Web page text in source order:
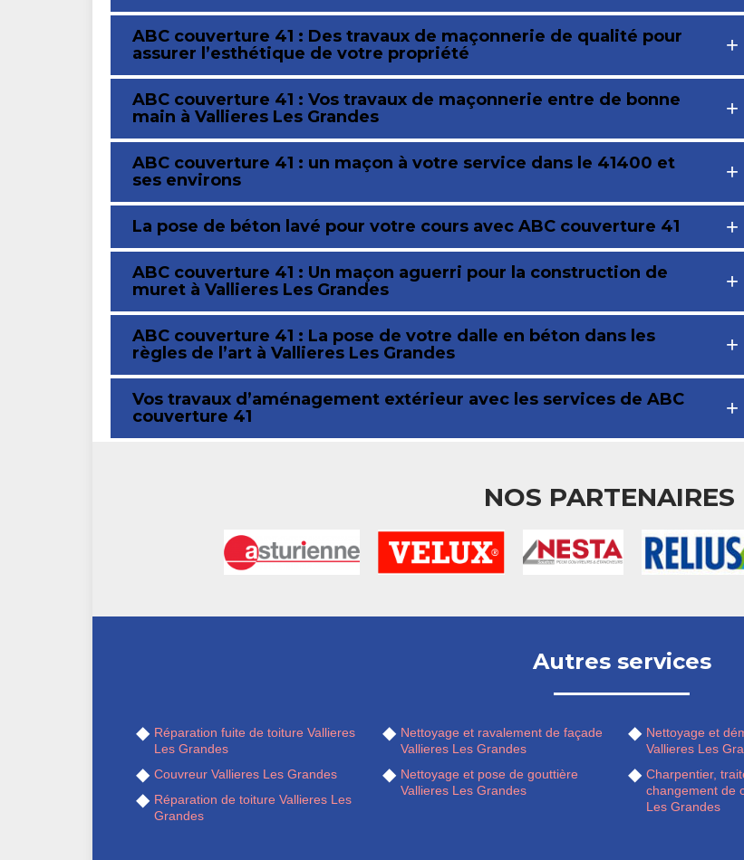
ABC couverture 41 : Des travaux de maçonnerie de qualité pour
assurer l’esthétique de votre propriété
ABC couverture 41 : Vos travaux de maçonnerie entre de bonne
main à Vallieres Les Grandes
ABC couverture 41 : un maçon à votre service dans le 41400 et
ses environs
La pose de béton lavé pour votre cours avec ABC couverture 41
ABC couverture 41 : Un maçon aguerri pour la construction de
muret à Vallieres Les Grandes
ABC couverture 41 : La pose de votre dalle en béton dans les
règles de l’art à Vallieres Les Grandes
Vos travaux d’aménagement extérieur avec les services de ABC
couverture 41
NOS PARTENAIRES
Autres services
Réparation fuite de toiture Vallieres
Les Grandes
Couvreur Vallieres Les Grandes
Réparation de toiture Vallieres Les
Grandes
Nettoyage et ravalement de façade
Vallieres Les Grandes
Nettoyage et pose de gouttière
Vallieres Les Grandes
Nettoyage et
Vallieres Les
Charpentier,
changement de
Les Grandes